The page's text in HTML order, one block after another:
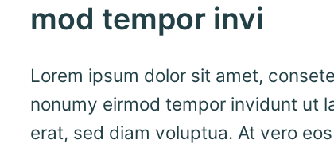
mod tempor invi
Lorem ipsum dolor sit amet,
nonumy eirmod tempor invidunt ut
erat, sed diam voluptua. At vero